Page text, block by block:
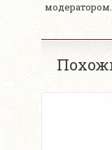
модератором.